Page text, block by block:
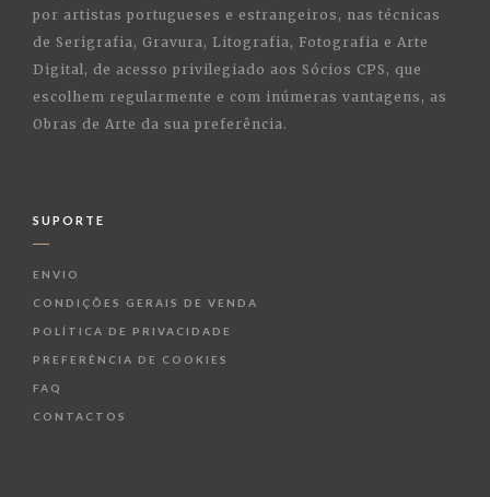
por artistas portugueses e estrangeiros, nas técnicas
de Serigrafia, Gravura, Litografia, Fotografia e Arte
Digital, de acesso privilegiado aos Sócios CPS, que
escolhem regularmente e com inúmeras vantagens, as
Obras de Arte da sua preferência.
SUPORTE
ENVIO
CONDIÇÕES GERAIS DE VENDA
POLÍTICA DE PRIVACIDADE
PREFERÊNCIA DE COOKIES
FAQ
CONTACTOS